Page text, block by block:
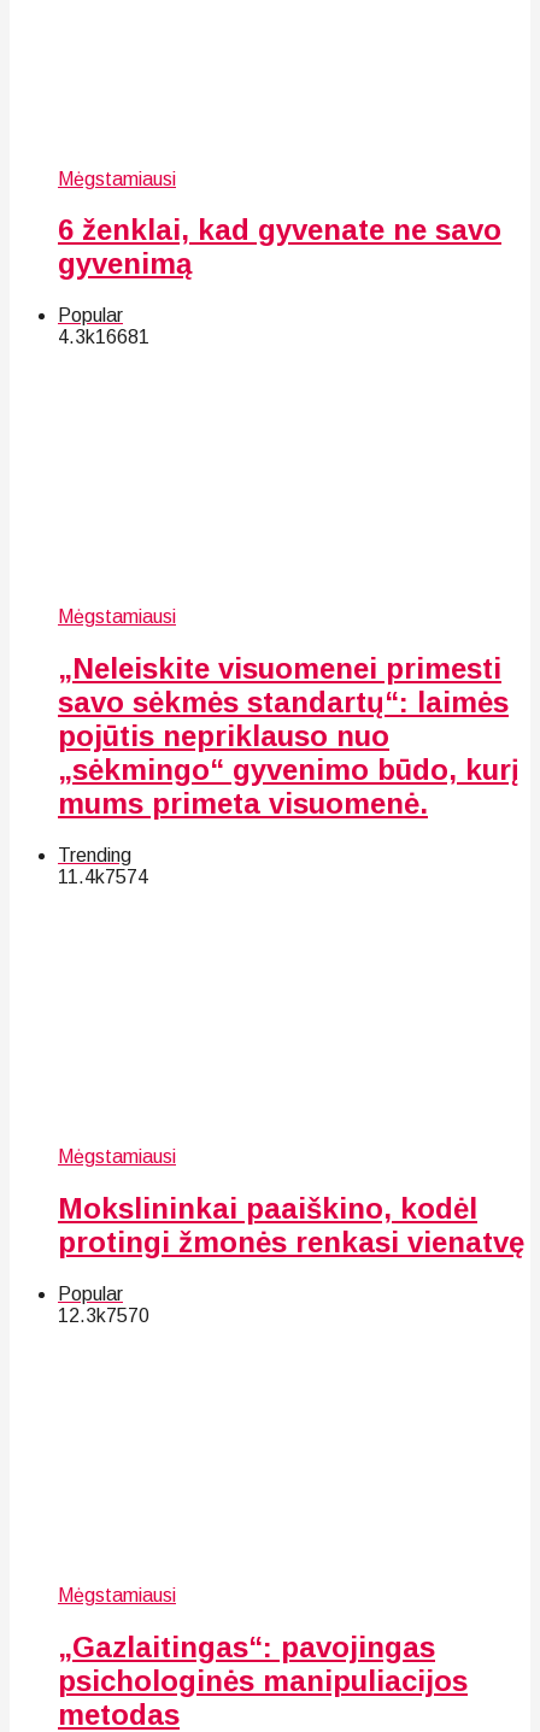
Mėgstamiausi
6 ženklai, kad gyvenate ne savo
gyvenimą
Popular
4.3k16681
Mėgstamiausi
„Neleiskite visuomenei primesti
savo sėkmės standartų“: laimės
pojūtis nepriklauso nuo
„sėkmingo“ gyvenimo būdo, kurį
mums primeta visuomenė.
Trending
11.4k7574
Mėgstamiausi
Mokslininkai paaiškino, kodėl
protingi žmonės renkasi vienatvę
Popular
12.3k7570
Mėgstamiausi
„Gazlaitingas“: pavojingas
psichologinės manipuliacijos
metodas